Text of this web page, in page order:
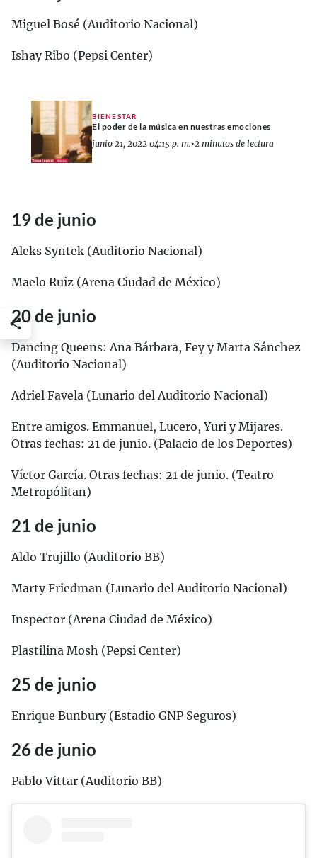
Miguel Bosé (Auditorio Nacional)
Ishay Ribo (Pepsi Center)
BIENESTAR
El poder de la música en nuestras emociones
junio 21, 2022 04:15 p. m.•2 minutos de lectura
19 de junio
Aleks Syntek (Auditorio Nacional)
Maelo Ruiz (Arena Ciudad de México)
20 de junio
Dancing Queens: Ana Bárbara, Fey y Marta Sánchez
(Auditorio Nacional)
Adriel Favela (Lunario del Auditorio Nacional)
Entre amigos. Emmanuel, Lucero, Yuri y Mijares.
Otras fechas: 21 de junio. (Palacio de los Deportes)
Víctor García. Otras fechas: 21 de junio. (Teatro
Metropólitan)
21 de junio
Aldo Trujillo (Auditorio BB)
Marty Friedman (Lunario del Auditorio Nacional)
Inspector (Arena Ciudad de México)
Plastilina Mosh (Pepsi Center)
25 de junio
Enrique Bunbury (Estadio GNP Seguros)
26 de junio
Pablo Vittar (Auditorio BB)